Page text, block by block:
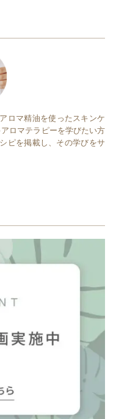
ロマテラピーを学びたい方
ピを掲載し、その学びをサ